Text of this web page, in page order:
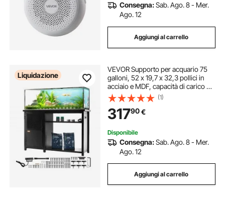
Consegna:Sab. Ago. 8 - Mer.
Ago. 12
Aggiungi al carrello
Liquidazione
VEVOR Supporto per acquario 75
galloni, 52 x 19,7 x 32,3 pollici in
acciaio e MDF, capacità di carico di
626 libbre, Supporto per acquario
per rettili pannello di alimentazione
incorporato, Nero
(1)
31790€
Disponibile
Consegna:Sab. Ago. 8 - Mer.
Ago. 12
Aggiungi al carrello